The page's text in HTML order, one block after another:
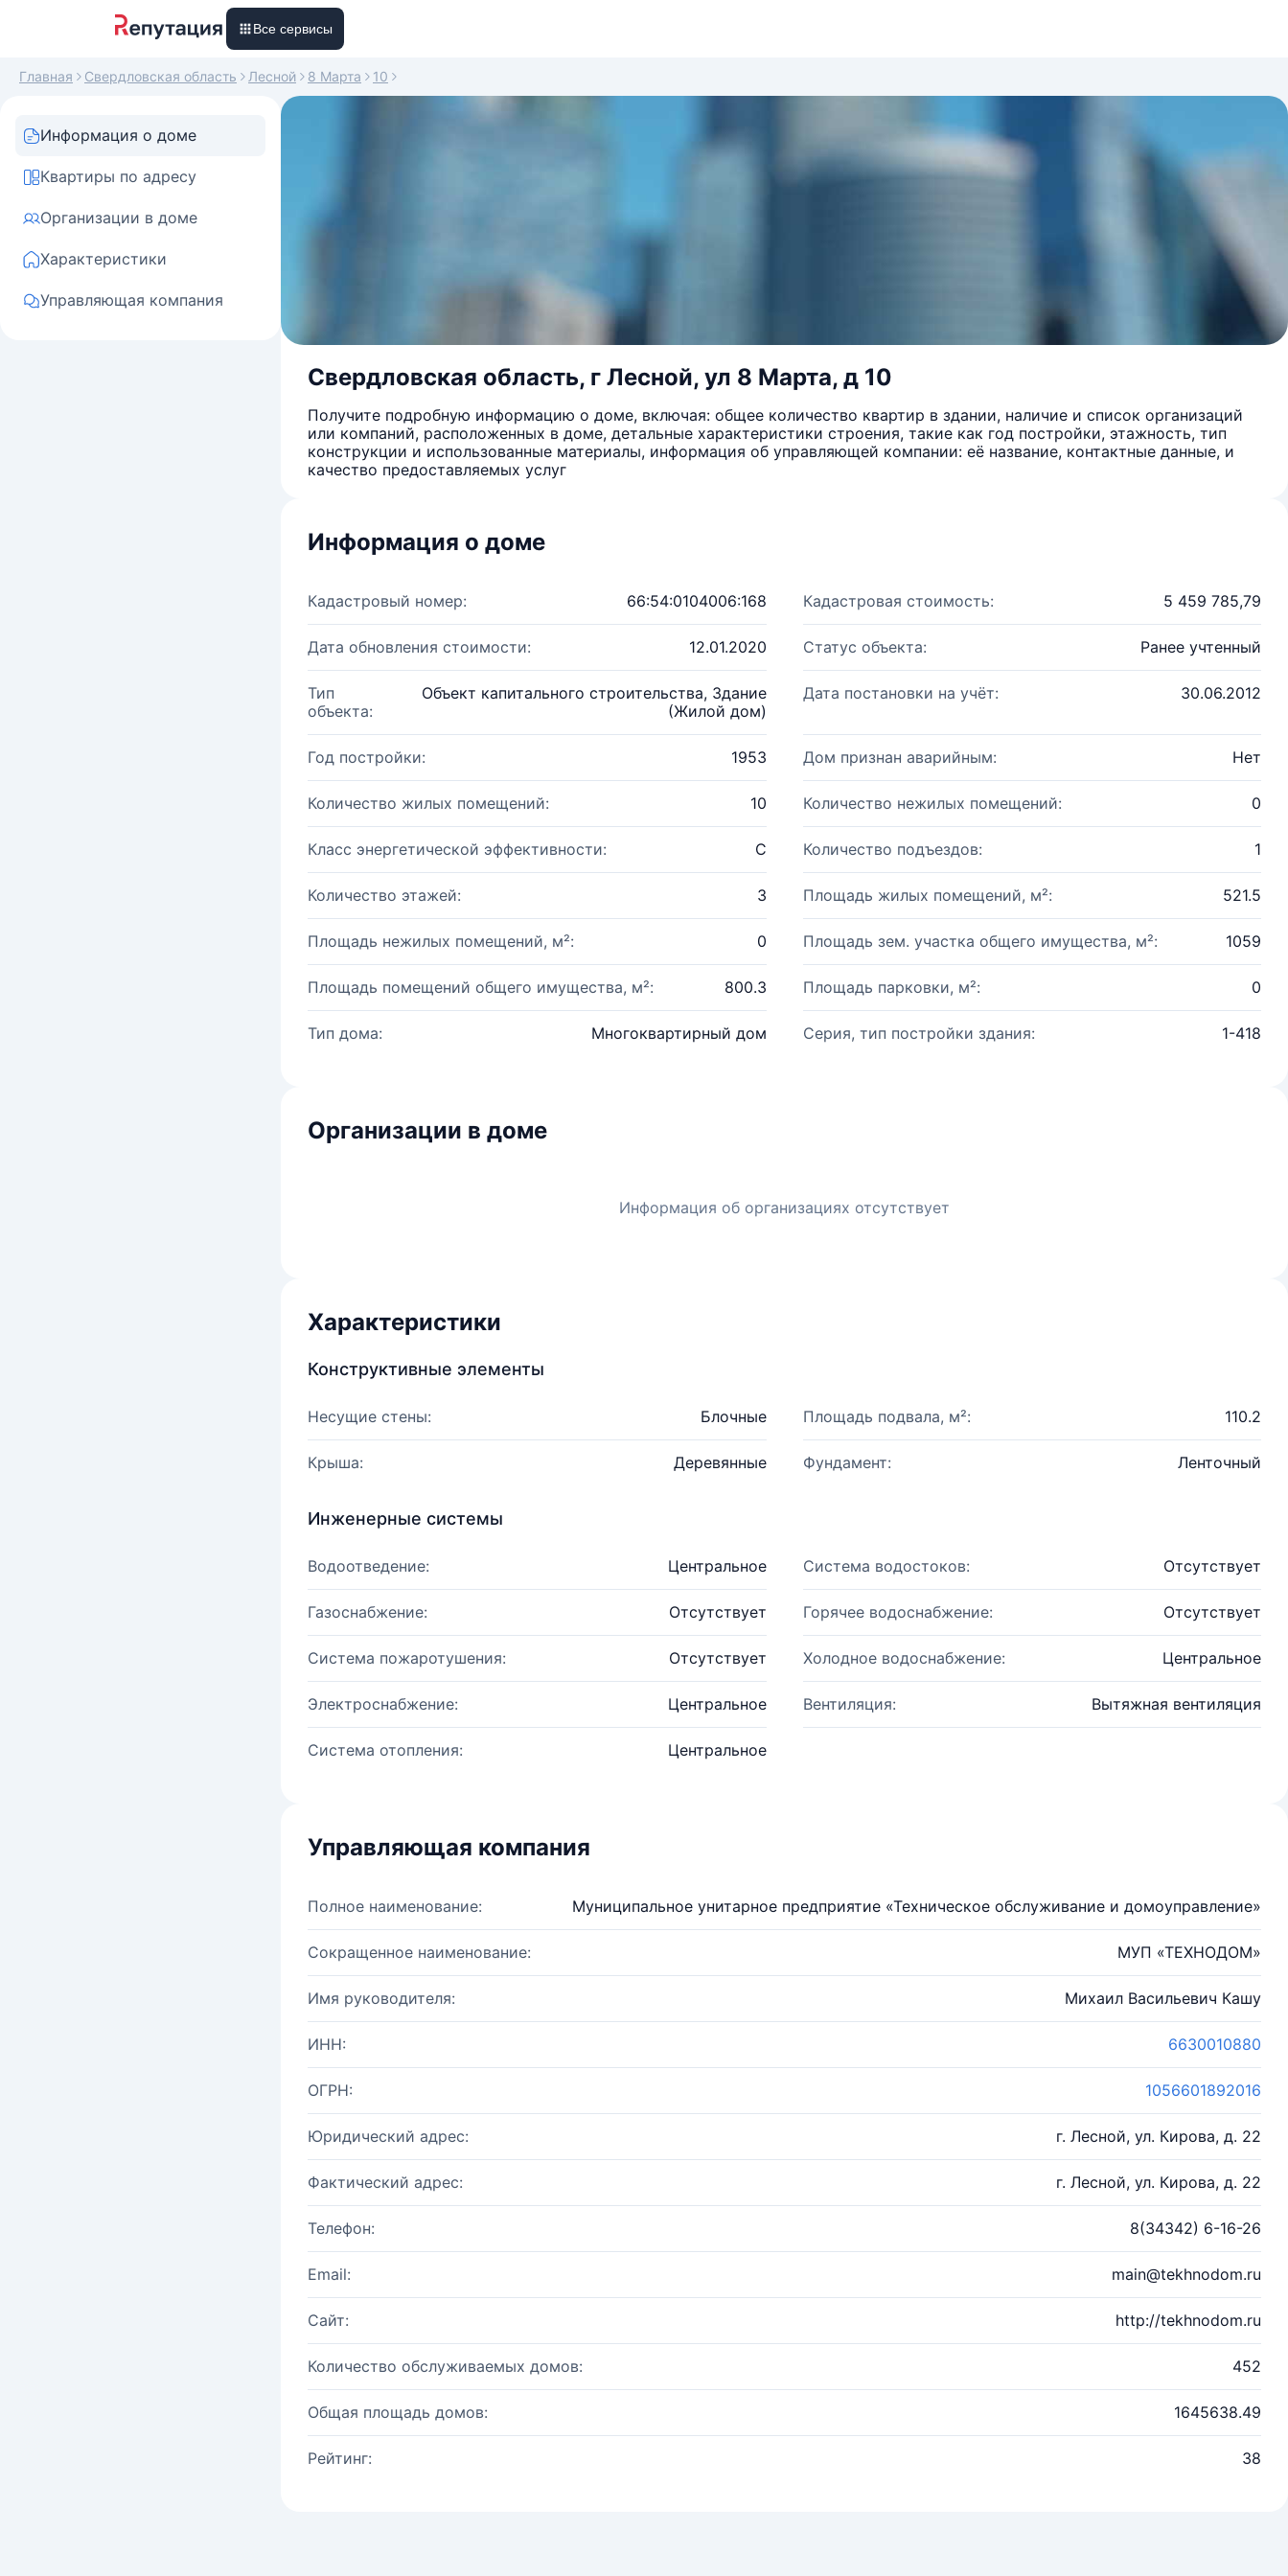
Все сервисы
Главная Свердловская область Лесной 8 Марта 10
Информация о доме
Квартиры по адресу
Организации в доме
Характеристики
Управляющая компания
Свердловская область, г Лесной, ул 8 Марта, д 10
Получите подробную информацию о доме, включая: общее количество квартир в здании, наличие и список организаций
или компаний, расположенных в доме, детальные характеристики строения, такие как год постройки, этажность, тип
конструкции и использованные материалы, информация об управляющей компании: её название, контактные данные, и
качество предоставляемых услуг
Информация о доме
Кадастровый номер: 66:54:0104006:168 Кадастровая стоимость: 5 459 785,79
Дата обновления стоимости: 12.01.2020 Статус объекта: Ранее учтенный
Тип
объекта:
Объект капитального строительства, Здание
(Жилой дом)
Дата постановки на учёт: 30.06.2012
Год постройки: 1953 Дом признан аварийным: Нет
Количество жилых помещений: 10 Количество нежилых помещений: 0
Класс энергетической эффективности: C Количество подъездов: 1
Количество этажей: 3 Площадь жилых помещений, м²: 521.5
Площадь нежилых помещений, м²: 0 Площадь зем. участка общего имущества, м²: 1059
Площадь помещений общего имущества, м²: 800.3 Площадь парковки, м²: 0
Тип дома: Многоквартирный дом Серия, тип постройки здания: 1-418
Организации в доме
Информация об организациях отсутствует
Характеристики
Конструктивные элементы
Несущие стены: Блочные Площадь подвала, м²: 110.2
Крыша: Деревянные Фундамент: Ленточный
Инженерные системы
Водоотведение: Центральное Система водостоков: Отсутствует
Газоснабжение: Отсутствует Горячее водоснабжение: Отсутствует
Система пожаротушения: Отсутствует Холодное водоснабжение: Центральное
Электроснабжение: Центральное Вентиляция: Вытяжная вентиляция
Система отопления: Центральное
Управляющая компания
Полное наименование: Муниципальное унитарное предприятие «Техническое обслуживание и домоуправление»
Сокращенное наименование: МУП «ТЕХНОДОМ»
Имя руководителя: Михаил Васильевич Кашу
ИНН: 6630010880
ОГРН: 1056601892016
Юридический адрес: г. Лесной, ул. Кирова, д. 22
Фактический адрес: г. Лесной, ул. Кирова, д. 22
Телефон: 8(34342) 6-16-26
Email: main@tekhnodom.ru
Сайт: http://tekhnodom.ru
Количество обслуживаемых домов: 452
Общая площадь домов: 1645638.49
Рейтинг: 38